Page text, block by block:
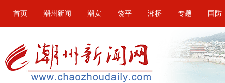
首页 潮州新闻 潮安 饶平 湘桥 专题 国防